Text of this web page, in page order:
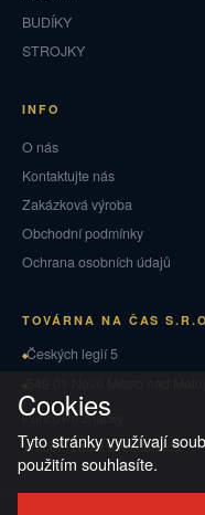
BUDÍKY
STROJKY
INFO
O nás
Kontaktujte nás
Zakázková výroba
Obchodní podmínky
Ochrana osobních údajů
TOVÁRNA NA ČAS
Českých legií 5
Puncovní značky
Vrácení zboží a reklamace
Cookies
Tyto stránky využívají
použitím souhlasíte.